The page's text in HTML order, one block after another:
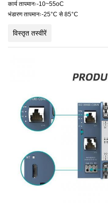
कार्य तापमानः-10~55oC
भंडारण तापमानः-25°C से 85°C
विस्तृत तस्वीरें